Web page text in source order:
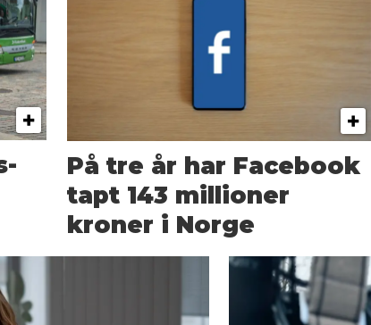
På tre år har Facebook
tapt 143 millioner
kroner i Norge